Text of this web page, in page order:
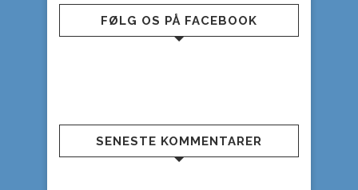
FØLG OS PÅ FACEBOOK
SENESTE KOMMENTARER